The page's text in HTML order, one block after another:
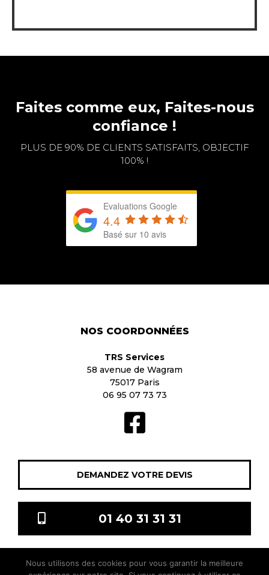
Faites comme eux, Faites-nous
confiance !
PLUS DE 90% DE CLIENTS SATISFAITS, OBJECTIF
100% !
Evaluations Google
4.4
Basé sur 10 avis
NOS COORDONNÉES
TRS Services
58 avenue de Wagram
75017 Paris
06 95 07 73 73
DEMANDEZ VOTRE DEVIS
01 40 31 31 31
TRS Services © 2021 Tous droits réservés |Mentions légales
Nous utilisons des cookies pour vous garantir la meilleure